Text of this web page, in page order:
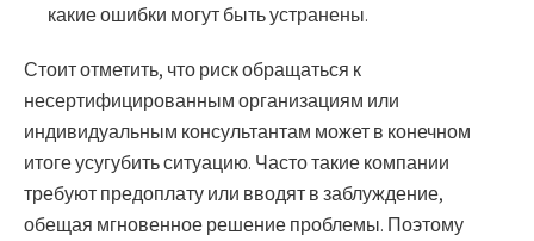
какие ошибки могут быть устранены.
Стоит отметить, что риск обращаться к
несертифицированным организациям или
индивидуальным консультантам может в конечном
итоге усугубить ситуацию. Часто такие компании
требуют предоплату или вводят в заблуждение,
обещая мгновенное решение проблемы. Поэтому